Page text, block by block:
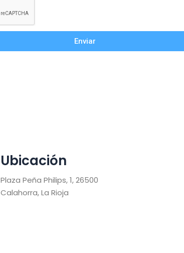
Enviar
Ubicación
Plaza Peña Philips, 1, 26500
Calahorra, La Rioja